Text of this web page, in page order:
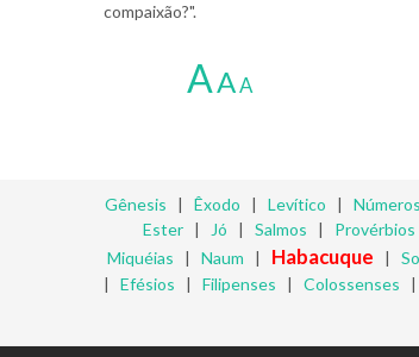
compaixão?".
AAA
Gênesis | Êxodo | Levítico | Números
Ester| Jó | Salmos | Provérbios
Miquéias | Naum | Habacuque |
| Efésios | Filipenses | Colossenses |